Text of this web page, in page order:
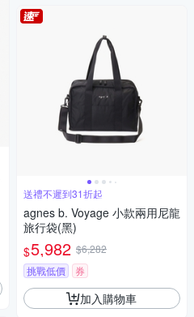
送禮不遲到31折起
agnes b. Voyage 小款兩用尼龍
旅行袋(黑)
$5,982 $6,282
挑戰低價
券
加入購物車